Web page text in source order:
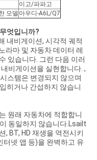
이고/파파고
모델 아우디-A6L/Q7
엇입니까?
내비게이션, 시각적 궤적
라마 및 자동차 데이터 레
있습니다. 그런 다음 이러
비게이션을 실현합니다. ,
스템은 변경되지 않으며
히거나 간섭하지 않습니
원래 자동차에 적합합니
동일하지 않습니다.Lsailt
, BT, HD 재생을 역전시키
터넷 앱 등)을 완벽하고 유